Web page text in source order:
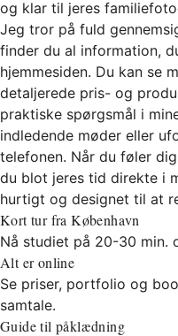
og klar til jeres
Jeg tror på fuld
finder du al information,
hjemmesiden. Du kan
detaljerede pris- og
praktiske spørgsmål i
indledende møder eller
telefonen. Når du føler
du blot jeres tid direkte i
hurtigt og designet til at
Kort tur fra København
Nå studiet på 20-30 min.
Alt er online
Se priser, portfolio og
samtale.
Guide til påklædning